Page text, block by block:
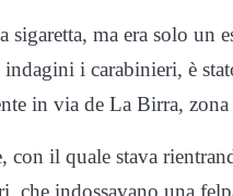
ma era solo un
i carabinieri, è
in via de La Birra, zona
il quale stava
che indossavano una